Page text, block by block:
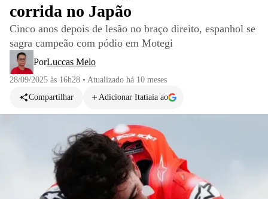
corrida no Japão
Cinco anos depois de lesão no braço direito, espanhol se
sagra campeão com pódio em Motegi
PorLuccas Melo
28/09/2025 às 16h28 • Atualizado há 10 meses
Compartilhar
Adicionar Itatiaia ao